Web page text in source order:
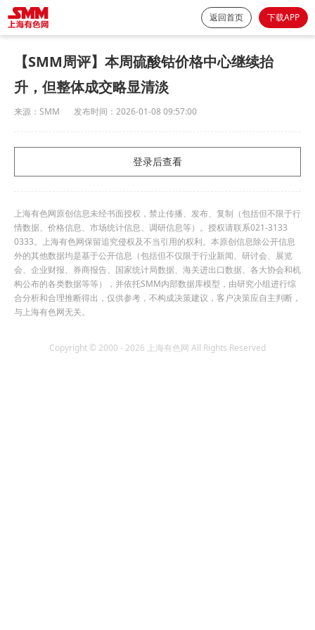
返回首页 下载APP
【SMM周评】本周硫酸钴价格中心继续抬
升，但整体成交略显清淡
来源： SMM 发布时间： 2026-01-08 09:57:00
登录后查看
上海有色网原创信息未经书面授权，禁止传播、发布、复制（包括但不限于行
情数据、价格信息、市场统计信息、调研信息等）。授权请联系021-3133
0333。上海有色网保留追究侵权及不当引用的权利。本原创信息除公开信息
外的其他数据均是基于公开信息（包括但不仅限于行业新闻、研讨会、展览
会、企业财报、券商报告、国家统计局数据、海关进出口数据、各大协会和机
构公布的各类数据等等），并依托SMM内部数据库模型，由研究小组进行综
合分析和合理推断得出，仅供参考，不构成决策建议，客户决策应自主判断，
与上海有色网无关。
Copyright © 2000 - 2026 上海有色网 All Rights Reserved